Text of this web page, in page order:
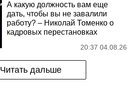
А какую должность вам еще
дать, чтобы вы не завалили
работу? – Николай Томенко о
кадровых перестановках
20:37 04.08.26
Читать дальше